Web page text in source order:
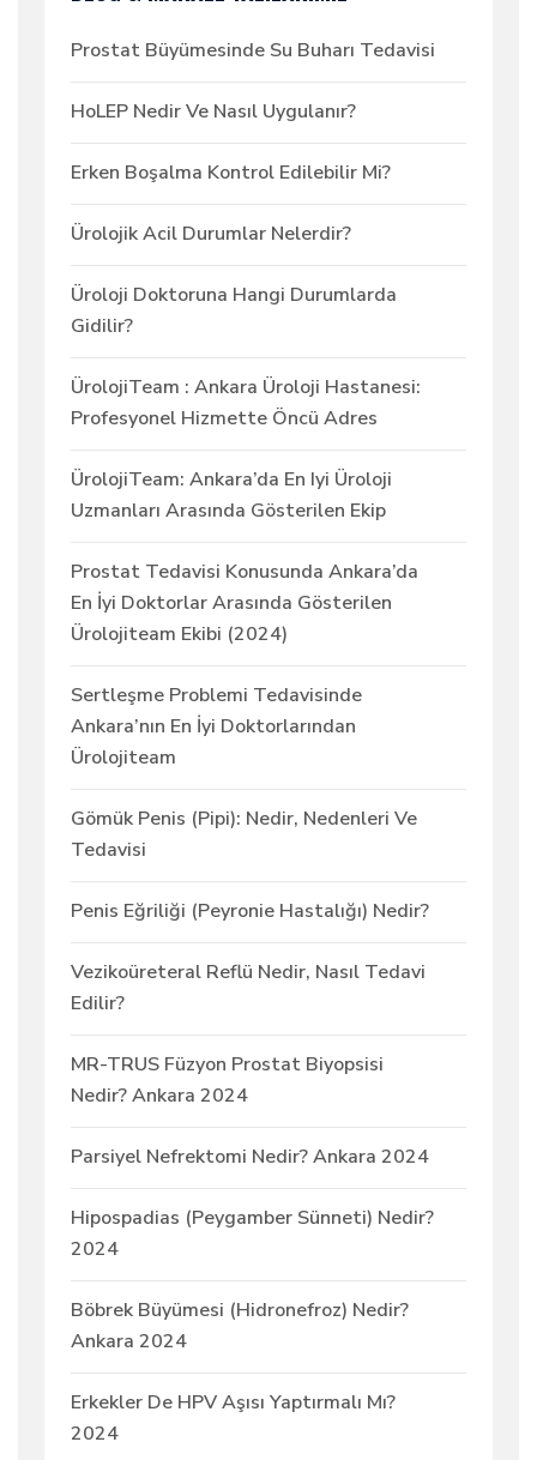
Prostat Büyümesinde Su Buharı Tedavisi
HoLEP Nedir Ve Nasıl Uygulanır?
Erken Boşalma Kontrol Edilebilir Mi?
Ürolojik Acil Durumlar Nelerdir?
Üroloji Doktoruna Hangi Durumlarda
Gidilir?
ÜrolojiTeam : Ankara Üroloji Hastanesi:
Profesyonel Hizmette Öncü Adres
ÜrolojiTeam: Ankara’da En Iyi Üroloji
Uzmanları Arasında Gösterilen Ekip
Prostat Tedavisi Konusunda Ankara’da
En İyi Doktorlar Arasında Gösterilen
Ürolojiteam Ekibi (2024)
Sertleşme Problemi Tedavisinde
Ankara’nın En İyi Doktorlarından
Ürolojiteam
Gömük Penis (Pipi): Nedir, Nedenleri Ve
Tedavisi
Penis Eğriliği (Peyronie Hastalığı) Nedir?
Vezikoüreteral Reflü Nedir, Nasıl Tedavi
Edilir?
MR-TRUS Füzyon Prostat Biyopsisi
Nedir? Ankara 2024
Parsiyel Nefrektomi Nedir? Ankara 2024
Hipospadias (Peygamber Sünneti) Nedir?
2024
Böbrek Büyümesi (Hidronefroz) Nedir?
Ankara 2024
Erkekler De HPV Aşısı Yaptırmalı Mı?
2024